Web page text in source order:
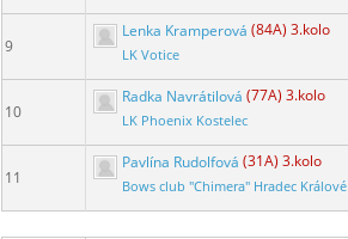
9
Lenka Kramperová (84A) 3.kolo
LK Votice
10
Radka Navrátilová (77A) 3.kolo
LK Phoenix Kostelec
11
Pavlína Rudolfová (31A) 3.kolo
Bows club "Chimera" Hradec Králové